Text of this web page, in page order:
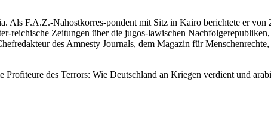
Als F.A.Z.-Nahostkorres-pondent mit Sitz in Kairo berichtete er von
reichische Zeitungen über die jugos-lawischen
des Amnesty Journals, dem Magazin für
des Terrors: Wie Deutschland an Kriegen verdient und